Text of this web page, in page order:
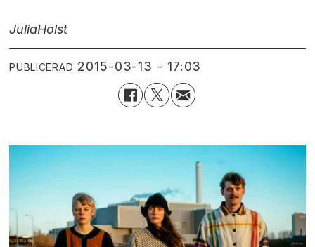
JuliaHolst
PUBLICERAD 2015-03-13 - 17:03